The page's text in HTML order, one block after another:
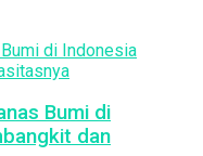
Bumi di
dan